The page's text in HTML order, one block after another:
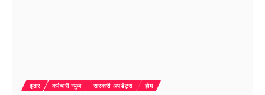
इतर कर्मचारी न्युज सरकारी अपडेट्स होम